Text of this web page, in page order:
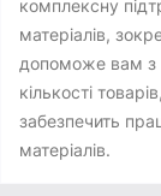
комплексну
матеріалів,
допоможе вам з
кількості
забезпечить
матеріалів.